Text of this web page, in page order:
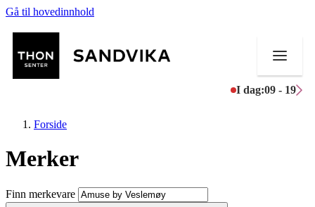
Gå til hovedinnhold
I dag:09 - 19
Butikker
Forside
Merker
Finn merkevare